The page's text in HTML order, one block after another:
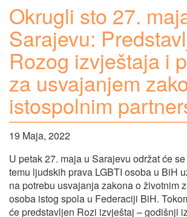
Okrugli sto 27.
Sarajevu:
Rozog izvještaja i
za usvajanjem
istospolnim
19 Maja, 2022
U petak 27. maja u Sarajevu održat će
temu ljudskih prava LGBTI osoba u BiH
na potrebu usvajanja zakona o životnim
osoba istog spola u Federaciji BiH.
će predstavljen Rozi izvještaj – godišnji